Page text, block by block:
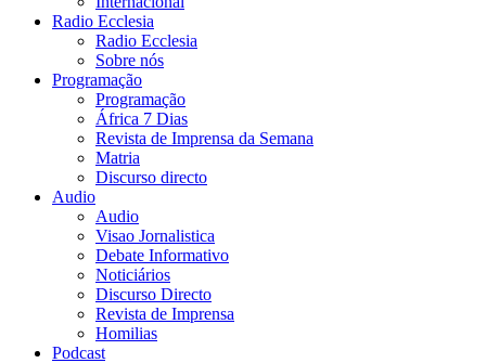
Radio Ecclesia
Radio Ecclesia
Sobre nós
Programação
Programação
África 7 Dias
Revista de Imprensa da Semana
Matria
Discurso directo
Audio
Audio
Visao Jornalistica
Debate Informativo
Noticiários
Discurso Directo
Revista de Imprensa
Homilias
Podcast